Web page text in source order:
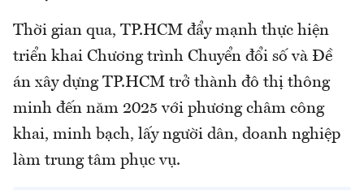
Thời gian qua, TP.HCM đẩy mạnh thực hiện
triển khai Chương trình Chuyển đổi số và Đề
án xây dựng TP.HCM trở thành đô thị thông
minh đến năm 2025 với phương châm công
khai, minh bạch, lấy người dân, doanh nghiệp
làm trung tâm phục vụ.